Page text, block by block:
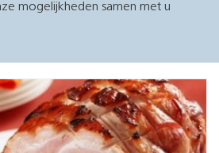
mogelijkheden samen met u